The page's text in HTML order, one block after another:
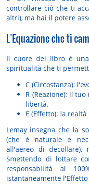
controllare ciò che ti
altri), ma hai il potere
L'Equazione che ti
Il cuore del libro è
spiritualità che ti
C (Circostanza):
R (Reazione): il tuo
libertà.
E (Effetto): la realtà
Lemay insegna che la
(che è naturale e
all'aereo di decollare),
Smettendo di lottare
responsabilità al
istantaneamente